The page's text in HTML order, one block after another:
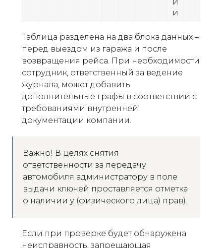
и
Таблица разделена на два блока данных –
перед выездом из гаража и после
возвращения рейса. При необходимости
сотрудник, ответственный за ведение
журнала, может добавить
дополнительные графы в соответствии с
требованиями внутренней
документации компании.
Важно! В целях снятия
ответственности за передачу
автомобиля администратору в поле
выдачи ключей проставляется отметка
о наличии у (физического лица) прав).
Если при проверке будет обнаружена
неисправность, запрещающая